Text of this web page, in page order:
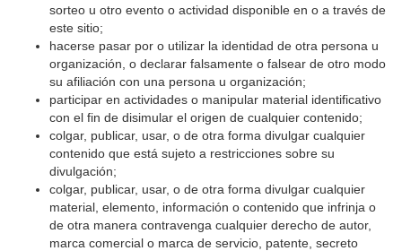
sorteo u otro evento o actividad disponible en o a través de
este sitio;
hacerse pasar por o utilizar la identidad de otra persona u
organización, o declarar falsamente o falsear de otro modo
su afiliación con una persona u organización;
participar en actividades o manipular material identificativo
con el fin de disimular el origen de cualquier contenido;
colgar, publicar, usar, o de otra forma divulgar cualquier
contenido que está sujeto a restricciones sobre su
divulgación;
colgar, publicar, usar, o de otra forma divulgar cualquier
material, elemento, información o contenido que infrinja o
de otra manera contravenga cualquier derecho de autor,
marca comercial o marca de servicio, patente, secreto